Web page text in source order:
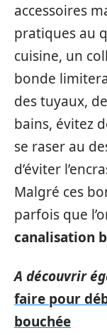
accessoires
pratiques au
cuisine, un
bonde
des tuyaux,
bains, évitez
se raser au
d’éviter
Malgré ces
parfois que
canalisation
A découvrir
faire pour
bouchée